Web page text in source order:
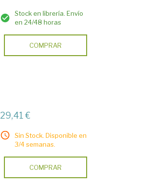
Stock en librería. Envío
en 24/48 horas
COMPRAR
29,41 €
Sin Stock. Disponible en
3/4 semanas.
COMPRAR